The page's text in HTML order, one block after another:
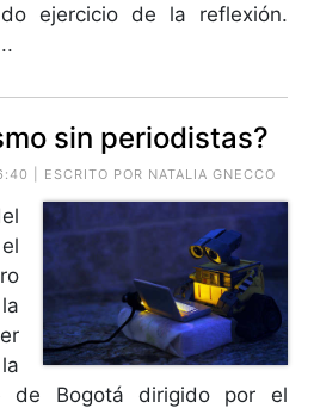
ejercicio de la reflexión.
sin periodistas?
| ESCRITO POR NATALIA GNECCO
de Bogotá dirigido por el